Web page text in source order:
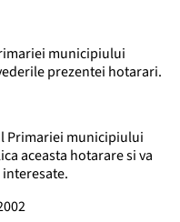
municipiului
prezentei hotarari.
Primariei municipiului
aceasta hotarare si va